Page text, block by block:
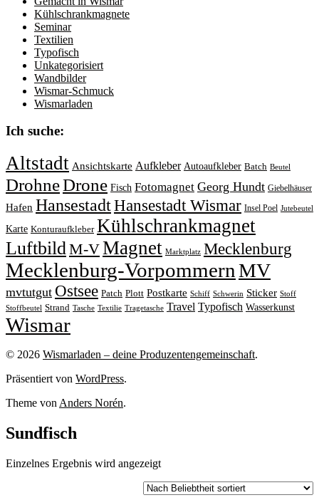
Kühlschrankmagnete
Seminar
Textilien
Typofisch
Unkategorisiert
Wandbilder
Wismar-Schmuck
Wismarladen
Ich suche:
Altstadt Ansichtskarte Aufkleber Autoaufkleber Batch Beutel
DrohneDrone Fisch Fotomagnet Georg Hundt Giebelhäuser
Hafen HansestadtHansestadt Wismar Insel Poel Jutebeutel
Karte Konturaufkleber Kühlschrankmagnet
LuftbildM-VMagnet Marktplatz Mecklenburg
Mecklenburg-VorpommernMV
mvtutgut Ostsee Patch Plott Postkarte Schiff Schwerin Sticker Stoff
Stoffbeutel Strand Tasche Textilie Tragetasche Travel Typofisch Wasserkunst
Wismar
© 2026 Wismarladen – deine Produzentengemeinschaft.
Präsentiert von WordPress.
Theme von Anders Norén.
Sundfisch
Einzelnes Ergebnis wird angezeigt